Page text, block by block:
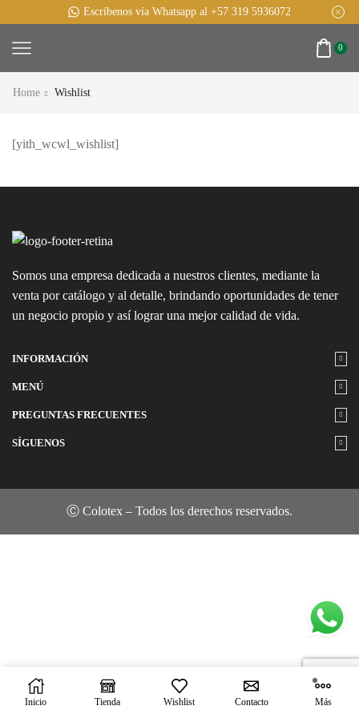
Escríbenos vía Whatsapp al +57 319 5936072
0
Home Wishlist
[yith_wcwl_wishlist]
Somos una empresa dedicada a nuestros clientes, mediante la
venta por catálogo y al detalle, brindando oportunidades de tener
un negocio propio y así lograr una mejor calidad de vida.
INFORMACIÓN
MENÚ
PREGUNTAS FRECUENTES
SÍGUENOS
Ⓒ Colotex – Todos los derechos reservados.
Inicio Tienda Wishlist Contacto Más